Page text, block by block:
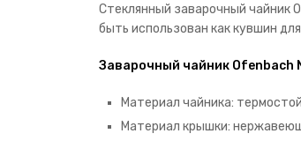
Стеклянный заварочный чайник
быть использован как кувшин
Заварочный чайник Ofenbach
Материал чайника:
Материал крышки: